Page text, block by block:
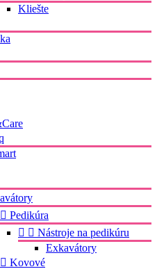
Kliešte
 Pedikúra
  Nástroje na pedikúru
Exkavátory
 Kovové